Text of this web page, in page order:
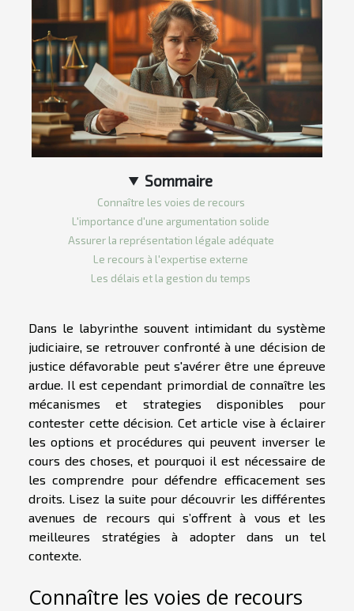
Sommaire
Connaître les voies de recours
L'importance d'une argumentation solide
Assurer la représentation légale adéquate
Le recours à l'expertise externe
Les délais et la gestion du temps
Dans le labyrinthe souvent intimidant du système
judiciaire, se retrouver confronté à une décision de
justice défavorable peut s'avérer être une épreuve
ardue. Il est cependant primordial de connaître les
mécanismes et strategies disponibles pour
contester cette décision. Cet article vise à éclairer
les options et procédures qui peuvent inverser le
cours des choses, et pourquoi il est nécessaire de
les comprendre pour défendre efficacement ses
droits. Lisez la suite pour découvrir les différentes
avenues de recours qui s’offrent à vous et les
meilleures stratégies à adopter dans un tel
contexte.
Connaître les voies de recours